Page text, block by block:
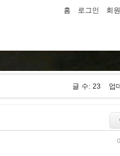
홈 로그인 회
글 수: 23 업